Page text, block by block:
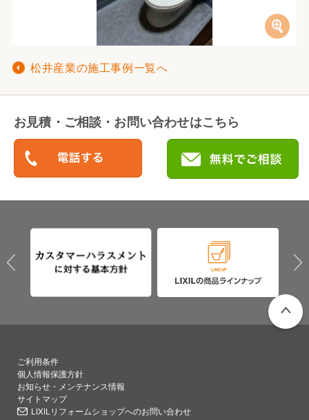
松井産業の施工事例一覧へ
お見積・ご相談・お問い合わせはこちら
ご利用条件
個人情報保護方針
お知らせ・メンテナンス情報
サイトマップ
LIXILリフォームショップへのお問い合わせ